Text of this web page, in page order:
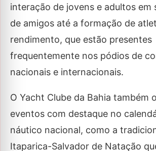
interação de jovens e adultos em
de amigos até a formação de
rendimento, que estão presentes
frequentemente nos pódios de
nacionais e internacionais.
O Yacht Clube da Bahia também
eventos com destaque no
náutico nacional, como a
Itaparica-Salvador de Natação